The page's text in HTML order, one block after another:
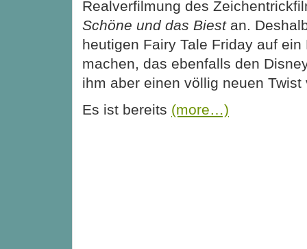
Realverfilmung des
Schöne und das Biestan.
heutigen Fairy Tale Friday auf
machen, das ebenfalls den
ihm aber einen völlig neuen Twist
Es ist bereits (more…)